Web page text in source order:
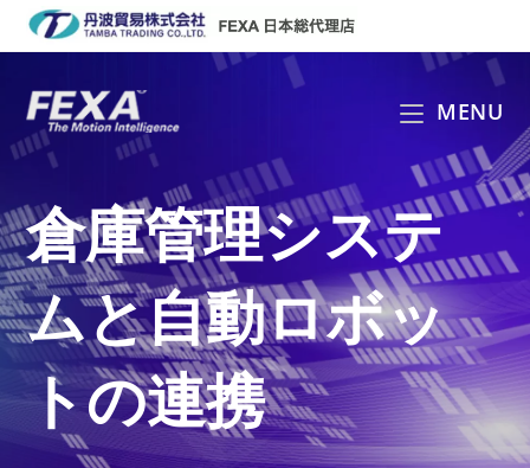
へ
キ
ッ
プ
MENU
倉庫管理システ
ムと自動ロボッ
トの連携